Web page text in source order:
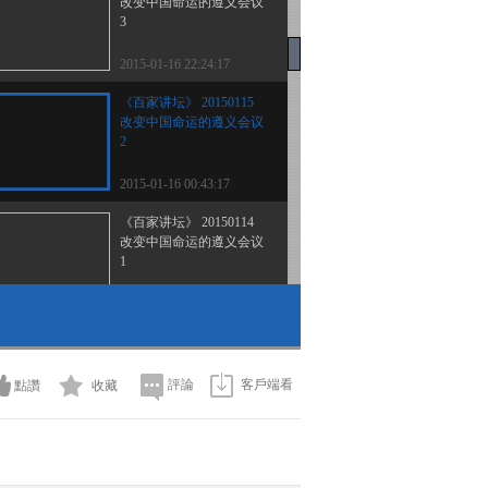
3
2015-01-16 22:24:17
《百家讲坛》 20150115
改变中国命运的遵义会议
2
2015-01-16 00:43:17
《百家讲坛》 20150114
改变中国命运的遵义会议
1
15 治军四秘诀
2015-01-13 14:02:09
《孙子兵法》（第二部）
點讚 收藏 評論 客戶端看